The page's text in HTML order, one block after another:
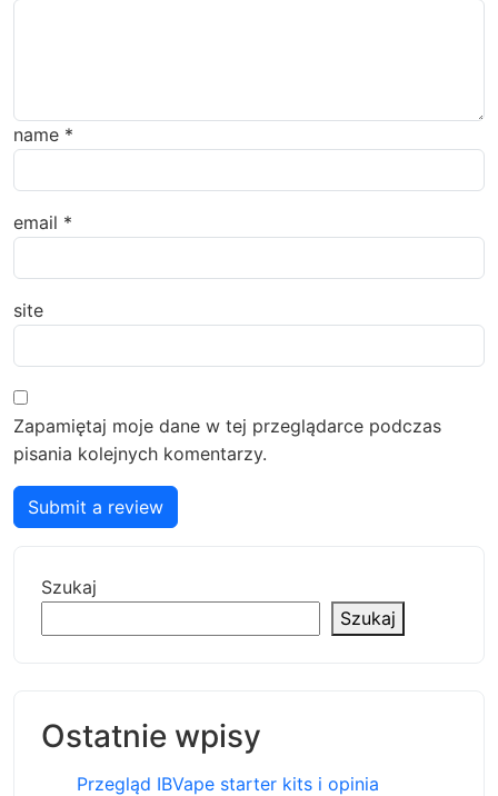
name *
email *
site
Zapamiętaj moje dane w tej przeglądarce podczas
pisania kolejnych komentarzy.
Submit a review
Szukaj
Szukaj
Ostatnie wpisy
Przegląd IBVape starter kits i opinia